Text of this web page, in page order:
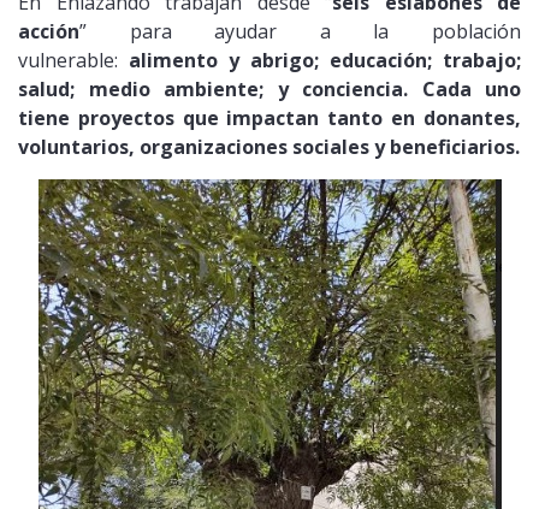
acción” para ayudar a la población
vulnerable: alimento y abrigo; educación; trabajo;
salud; medio ambiente; y conciencia. Cada uno
tiene proyectos que impactan tanto en donantes,
voluntarios, organizaciones sociales y beneficiarios.